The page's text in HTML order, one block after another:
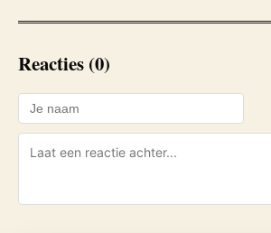
Reacties (0)